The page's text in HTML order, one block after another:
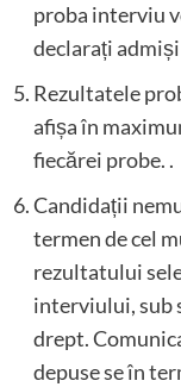
proba interviu
declarați
Rezultatele
afișa în
fiecărei probe. .
Candidații
termen de cel
rezultatului
interviului, sub
drept.
depuse se în